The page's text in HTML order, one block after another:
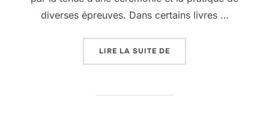
diverses épreuves. Dans certains livres …
LIRE LA SUITE DE